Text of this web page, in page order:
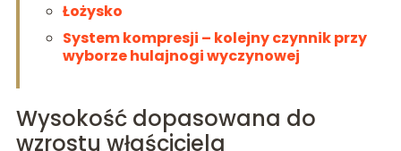
Łożysko
System kompresji – kolejny czynnik przy
wyborze hulajnogi wyczynowej
Wysokość dopasowana do
wzrostu właściciela